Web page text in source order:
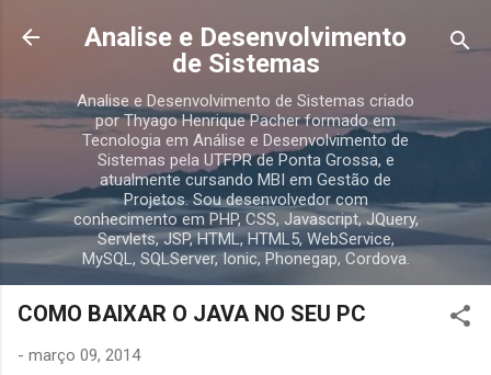
Pular para o conteúdo principal
Analise e Desenvolvimento
de Sistemas
Analise e Desenvolvimento de Sistemas criado
por Thyago Henrique Pacher formado em
Tecnologia em Análise e Desenvolvimento de
Sistemas pela UTFPR de Ponta Grossa, e
atualmente cursando MBI em Gestão de
Projetos. Sou desenvolvedor com
conhecimento em PHP, CSS, Javascript, JQuery,
Servlets, JSP, HTML, HTML5, WebService,
MySQL, SQLServer, Ionic, Phonegap, Cordova.
COMO BAIXAR O JAVA NO SEU PC
- março 09, 2014